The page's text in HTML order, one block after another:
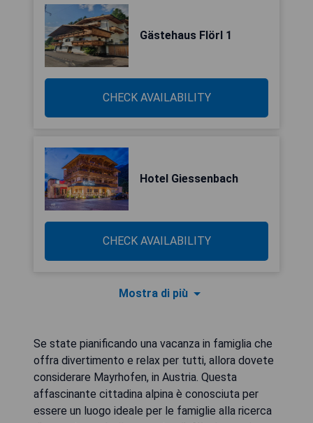
Gästehaus Flörl 1
CHECK AVAILABILITY
Hotel Giessenbach
CHECK AVAILABILITY
Mostra di più
Se state pianificando una vacanza in famiglia che
offra divertimento e relax per tutti, allora dovete
considerare Mayrhofen, in Austria. Questa
affascinante cittadina alpina è conosciuta per
essere un luogo ideale per le famiglie alla ricerca